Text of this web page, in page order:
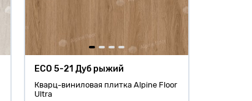
ECO 5-21 Дуб рыжий
Кварц-виниловая плитка Alpine Floor
Ultra